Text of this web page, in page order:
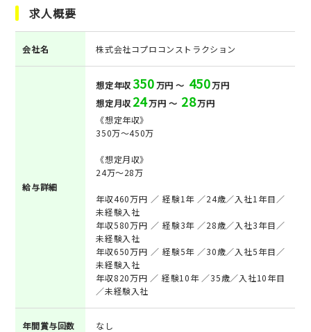
求人概要
会社名 株式会社コプロコンストラクション
給与詳細
想定年収350万円 ～ 450万円
想定月収 24万円 ～ 28万円
《想定年収》
350万～450万
《想定月収》
24万～28万
年収460万円 ／ 経験1年 ／24歳／入社1年目／
未経験入社
年収580万円 ／ 経験3年 ／28歳／入社3年目／
未経験入社
年収650万円 ／ 経験5年 ／30歳／入社5年目／
未経験入社
年収820万円 ／ 経験10年 ／35歳／入社10年目
／未経験入社
年間賞与回数 なし